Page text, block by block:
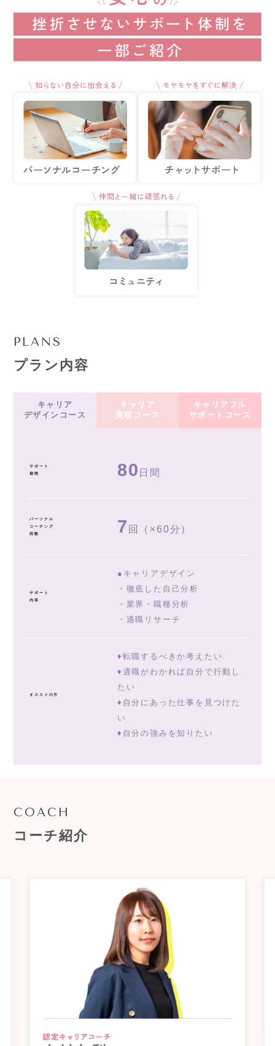
PLANS
プラン内容
キャリア
デザインコース
キャリア
実現コース
キャリアフル
サポートコース
サポート
期間
80 日間
パーソナル
コーチング
回数
7 回（×60分）
サポート
内容
●キャリアデザイン
・徹底した自己分析
・業界・職種分析
・適職リサーチ
オススメの方
♦転職するべきか考えたい
♦適職がわかれば自分で行動し
たい
♦自分にあった仕事を見つけた
い
♦自分の強みを知りたい
COACH
コーチ紹介